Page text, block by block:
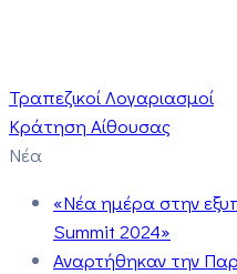
Τραπεζικοί Λογαριασμοί
Κράτηση Αίθουσας
Νέα
«Νέα ημέρα στην
Summit 2024»
Αναρτήθηκαν την